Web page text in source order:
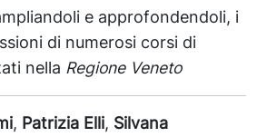
e approfondendoli, i
di numerosi corsi di
nella Regione Veneto
, Patrizia Elli, Silvana